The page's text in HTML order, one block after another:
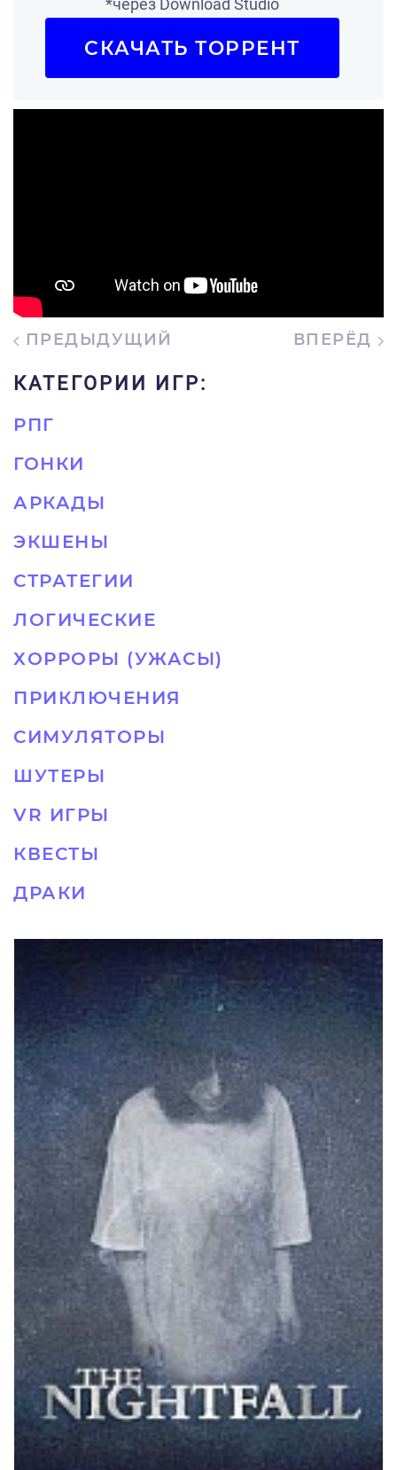
*через Download Studio
СКАЧАТЬ ТОРРЕНТ
ПРЕДЫДУЩИЙ ВПЕРЁД
КАТЕГОРИИ ИГР:
РПГ
ГОНКИ
АРКАДЫ
ЭКШЕНЫ
СТРАТЕГИИ
ЛОГИЧЕСКИЕ
ХОРРОРЫ (УЖАСЫ)
ПРИКЛЮЧЕНИЯ
СИМУЛЯТОРЫ
ШУТЕРЫ
VR ИГРЫ
КВЕСТЫ
ДРАКИ